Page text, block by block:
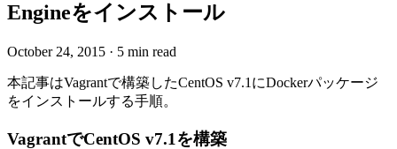
Engineをインストール
October 24, 2015 · 5 min read
本記事はVagrantで構築したCentOS v7.1にDockerパッケージ
をインストールする手順。
VagrantでCentOS v7.1を構築